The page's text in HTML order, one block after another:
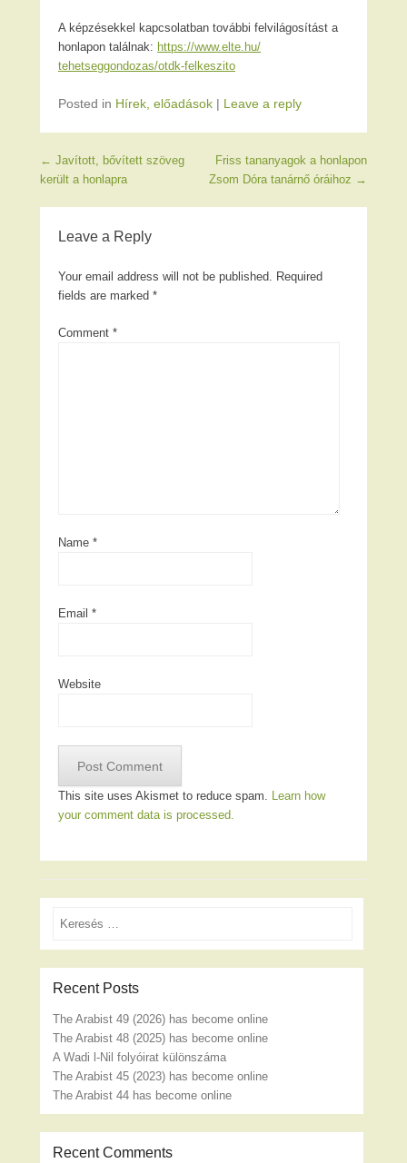
A képzésekkel kapcsolatban további felvilágosítást a
honlapon találnak: https://www.elte.hu/
tehetseggondozas/otdk-felkeszito
Posted in Hírek, előadások | Leave a reply
Post navigation
← Javított, bővített szöveg
került a honlapra
Friss tananyagok a honlapon
Zsom Dóra tanárnő óráihoz →
Leave a Reply
Your email address will not be published. Required
fields are marked *
Comment *
Name *
Email *
Website
This site uses Akismet to reduce spam. Learn how
your comment data is processed.
Search
Recent Posts
The Arabist 49 (2026) has become online
The Arabist 48 (2025) has become online
A Wadi l-Nil folyóirat különszáma
The Arabist 45 (2023) has become online
The Arabist 44 has become online
Recent Comments